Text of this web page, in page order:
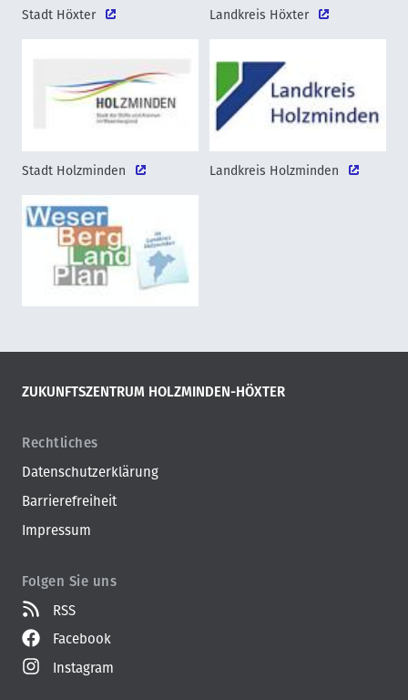
Stadt Höxter Landkreis Höxter
Stadt Holzminden Landkreis Holzminden
ZUKUNFTSZENTRUM HOLZMINDEN-HÖXTER
Rechtliches
Datenschutzerklärung
Barrierefreiheit
Impressum
Folgen Sie uns
RSS
Facebook
Instagram